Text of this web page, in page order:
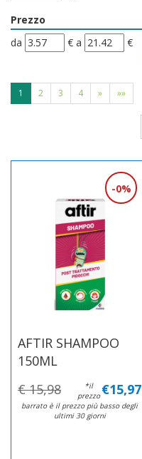
Prezzo
filtra
da € filtra
a €
1 2 3 4 » »»
AFTIR SHAMPOO
150ML
0%
€ 15,98 €15,97
*il
prezzo
barrato è il prezzo più basso degli
ultimi 30 giorni